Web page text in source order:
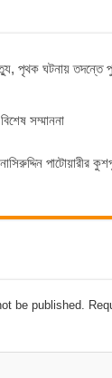
পৃথক ঘটনায় তদন্তে
সম্মাননা
পাটোয়ারীর
be published.